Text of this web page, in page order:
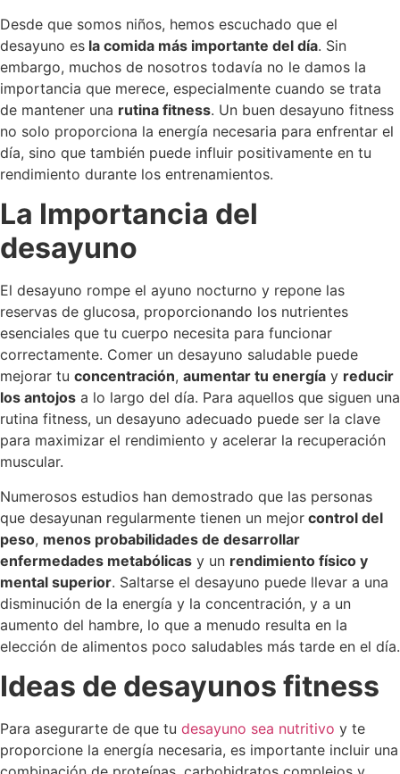
Desde que somos niños, hemos escuchado que el
desayuno es la comida más importante del día. Sin
embargo, muchos de nosotros todavía no le damos la
importancia que merece, especialmente cuando se trata
de mantener una rutina fitness. Un buen desayuno fitness
no solo proporciona la energía necesaria para enfrentar el
día, sino que también puede influir positivamente en tu
rendimiento durante los entrenamientos.
La Importancia del
desayuno
El desayuno rompe el ayuno nocturno y repone las
reservas de glucosa, proporcionando los nutrientes
esenciales que tu cuerpo necesita para funcionar
correctamente. Comer un desayuno saludable puede
mejorar tu concentración, aumentar tu energía y reducir
los antojos a lo largo del día. Para aquellos que siguen una
rutina fitness, un desayuno adecuado puede ser la clave
para maximizar el rendimiento y acelerar la recuperación
muscular.
Numerosos estudios han demostrado que las personas
que desayunan regularmente tienen un mejor control del
peso, menos probabilidades de desarrollar
enfermedades metabólicas y un rendimiento físico y
mental superior. Saltarse el desayuno puede llevar a una
disminución de la energía y la concentración, y a un
aumento del hambre, lo que a menudo resulta en la
elección de alimentos poco saludables más tarde en el día.
Ideas de desayunos fitness
Para asegurarte de que tu desayuno sea nutritivo y te
proporcione la energía necesaria, es importante incluir una